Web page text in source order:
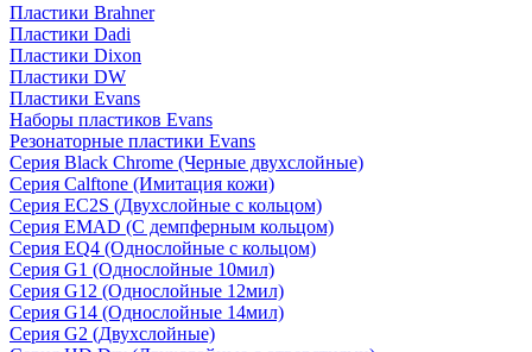
Пластики Brahner
Пластики Dadi
Пластики Dixon
Пластики DW
Пластики Evans
Наборы пластиков Evans
Резонаторные пластики Evans
Серия Black Chrome (Черные двухслойные)
Серия Calftone (Имитация кожи)
Серия EC2S (Двухслойные с кольцом)
Серия EMAD (С демпферным кольцом)
Серия EQ4 (Однослойные с кольцом)
Серия G1 (Однослойные 10мил)
Серия G12 (Однослойные 12мил)
Серия G14 (Однослойные 14мил)
Серия G2 (Двухслойные)